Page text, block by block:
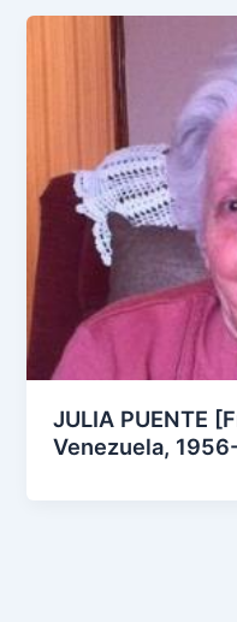
JULIA PUENTE
Venezuela,